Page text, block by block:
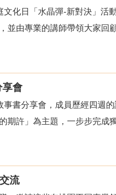
化日「水晶彈-新對決」活
由專業的講師帶領大家回
享會
書分享會，成員歷經四週
期許」為主題，一步步完成
流